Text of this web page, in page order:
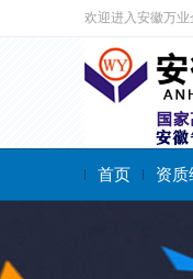
欢迎进入安徽万业
首页 资质
搜索关键字：